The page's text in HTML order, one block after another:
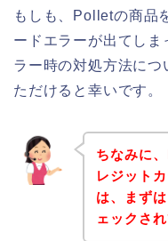
もしも、Polletの商品
ードエラーが出てし
ラー時の対処方法に
ただけると幸いです。
ちなみに
レジット
は、まず
ェックさ